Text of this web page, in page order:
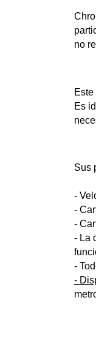
no
Es
Sus
-
-
-
- La
-
-